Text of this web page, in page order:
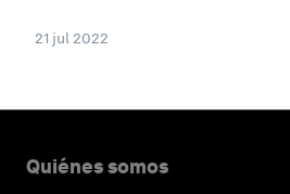
21 jul 2022
Quiénes somos